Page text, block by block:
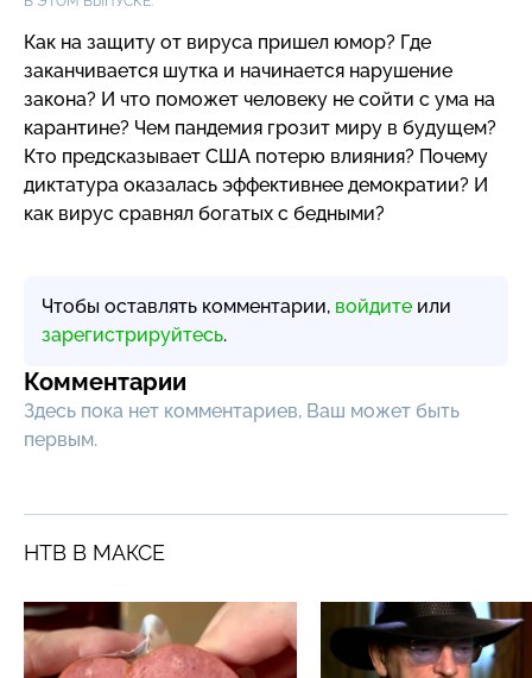
Как на защиту от вируса пришел юмор? Где
заканчивается шутка и начинается нарушение
закона? И что поможет человеку не сойти с ума на
карантине? Чем пандемия грозит миру в будущем?
Кто предсказывает США потерю влияния? Почему
диктатура оказалась эффективнее демократии? И
как вирус сравнял богатых с бедными?
Чтобы оставлять комментарии, войдите или
зарегистрируйтесь.
Комментарии
Здесь пока нет комментариев, Ваш может быть
первым.
НТВ В МАКСЕ